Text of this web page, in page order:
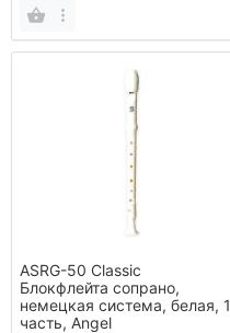
ASRG-50 Classic
Блокфлейта сопрано,
немецкая система, белая, 1
часть, Angel